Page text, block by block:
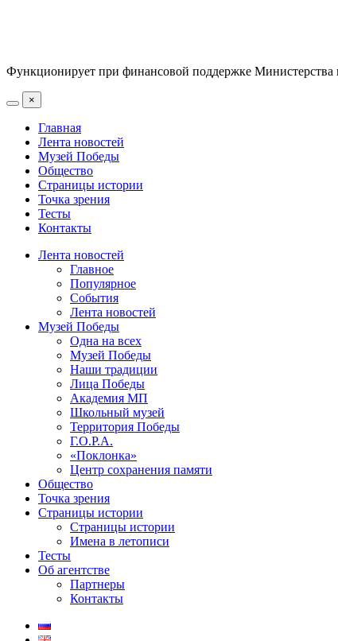
Функционирует при финансовой поддержке
×
Главная
Лента новостей
Музей Победы
Общество
Страницы истории
Точка зрения
Тесты
Контакты
Лента новостей
Главное
Популярное
События
Лента новостей
Музей Победы
Одна на всех
Музей Победы
Наши традиции
Лица Победы
Академия МП
Школьный музей
Территория Победы
Г.О.Р.А.
«Поклонка»
Центр сохранения памяти
Общество
Точка зрения
Страницы истории
Страницы истории
Имена в летописи
Тесты
Об агентстве
Партнеры
Контакты